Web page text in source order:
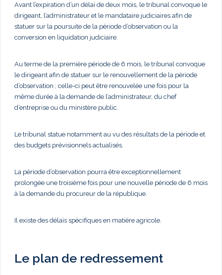
Avant l’expiration d’un délai de deux mois, le tribunal convoque le
dirigeant, l’administrateur et le mandataire judiciaires afin de
statuer sur la poursuite de la période d’observation ou la
conversion en liquidation judiciaire.
Au terme de la première période de 6 mois, le tribunal convoque
le dirigeant afin de statuer sur le renouvellement de la période
d’observation ; celle-ci peut être renouvelée une fois pour la
même durée à la demande de l’administrateur, du chef
d’entreprise ou du ministère public.
Le tribunal statue notamment au vu des résultats de la période et
des budgets prévisionnels actualisés.
La période d’observation pourra être exceptionnellement
prolongée une troisième fois pour une nouvelle période de 6 mois
à la demande du procureur de la république.
Il existe des délais spécifiques en matière agricole.
Le plan de redressement